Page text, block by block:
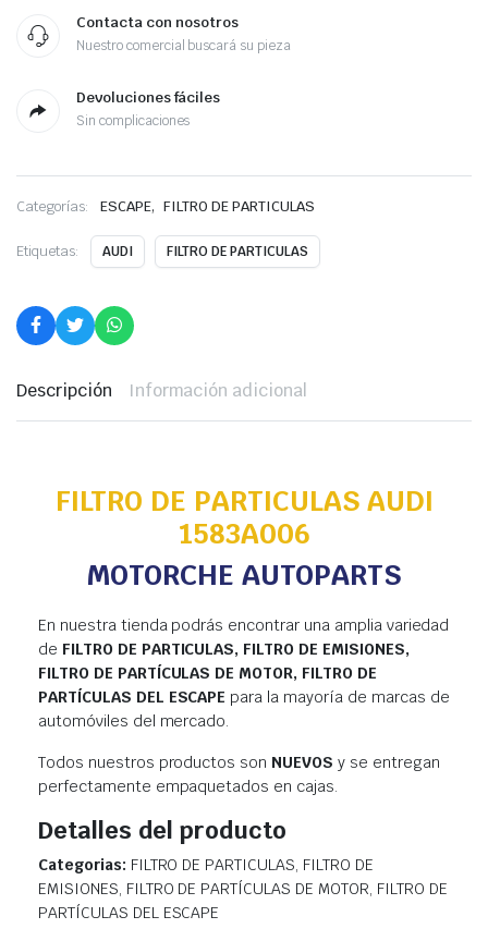
Contacta con nosotros
Nuestro comercial buscará su pieza
Devoluciones fáciles
Sin complicaciones
Categorías: ESCAPE, FILTRO DE PARTICULAS
Etiquetas: AUDI FILTRO DE PARTICULAS
Descripción Información adicional
FILTRO DE PARTICULAS AUDI
1583A006
MOTORCHE AUTOPARTS
En nuestra tienda podrás encontrar una amplia variedad
de FILTRO DE PARTICULAS, FILTRO DE EMISIONES,
FILTRO DE PARTÍCULAS DE MOTOR, FILTRO DE
PARTÍCULAS DEL ESCAPE para la mayoría de marcas de
automóviles del mercado.
Todos nuestros productos son NUEVOS y se entregan
perfectamente empaquetados en cajas.
Detalles del producto
Categorias: FILTRO DE PARTICULAS, FILTRO DE
EMISIONES, FILTRO DE PARTÍCULAS DE MOTOR, FILTRO DE
PARTÍCULAS DEL ESCAPE